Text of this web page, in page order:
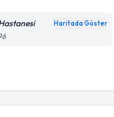
Haritada Göster